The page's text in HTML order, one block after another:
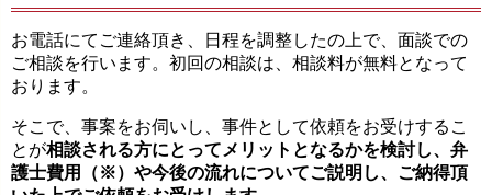
お電話にてご連絡頂き、日程を調整したの上で、面談での
ご相談を行います。初回の相談は、相談料が無料となって
おります。
そこで、事案をお伺いし、事件として依頼をお受けするこ
とが相談される方にとってメリットとなるかを検討し、弁
護士費用（※）や今後の流れについてご説明し、ご納得頂